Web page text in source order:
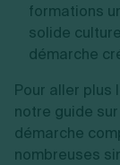
formations
solide
démarche
Pour aller plus
notre guide sur
démarche
nombreuses